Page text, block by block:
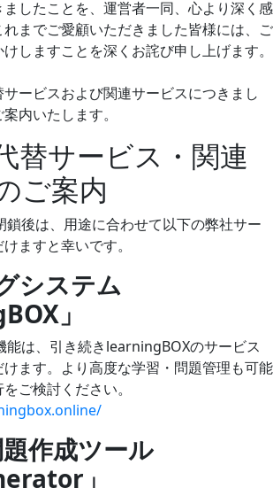
したことを、運営者一同、心より深く感
までご愛顧いただきました皆様には、ご
しますことを深くお詫び申し上げます。
ービスおよび関連サービスにつきまし
内いたします。
替サービス・関連
ご案内
後は、用途に合わせて以下の弊社サー
ますと幸いです。
システム
」
は、引き続きlearningBOXのサービス
ます。より高度な学習・問題管理も可能
ご検討ください。
作成ツール
」